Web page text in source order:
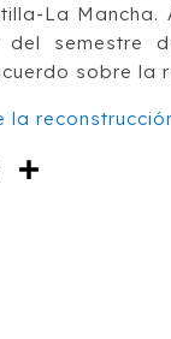
La
del semestre
sobre la
la
Email